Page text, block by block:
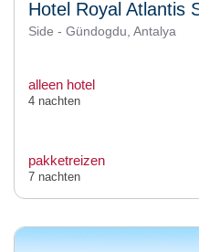
Hotel Royal Atlantis
Side - Gündogdu, Antalya
alleen hotel
4 nachten
pakketreizen
7 nachten